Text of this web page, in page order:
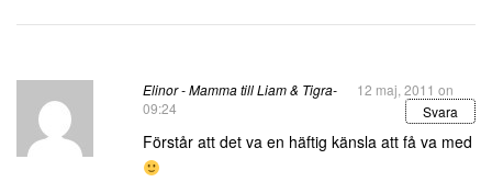
Elinor - Mamma till Liam & Tigra-
12 maj, 2011 on
09:24
Svara
Förstår att det va en häftig känsla att få va med